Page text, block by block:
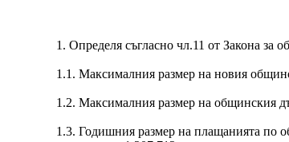
1. Определя съгласно чл.11 от Закона за
1.1. Максималния размер на новия
1.2. Максималния размер на общинския
1.3. Годишния размер на плащанията по